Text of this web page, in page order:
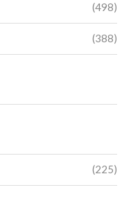
(498)
(388)
(225)